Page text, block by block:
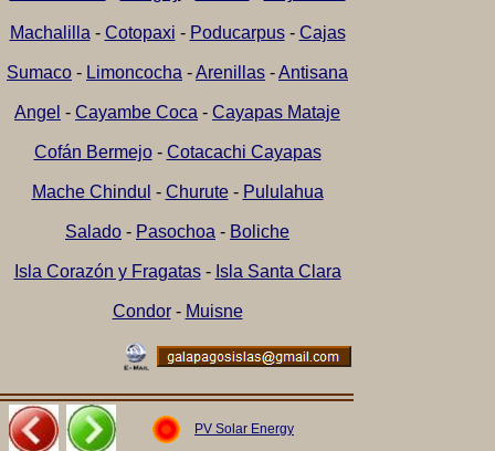
PV Solar Energy
Machalilla - Cotopaxi - Poducarpus- Cajas
Sumaco - Limoncocha -Arenillas -Antisana
Angel - Cayambe Coca - Cayapas Mataje
Cofán Bermejo- Cotacachi Cayapas
Mache Chindul - Churute- Pululahua
Salado - Pasochoa - Boliche
Isla Corazón y Fragatas- Isla Santa Clara
Condor- Muisne